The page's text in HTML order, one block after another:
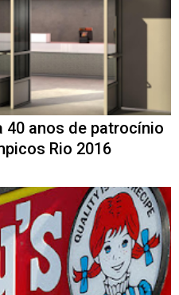
40 anos de patrocínio
Rio 2016